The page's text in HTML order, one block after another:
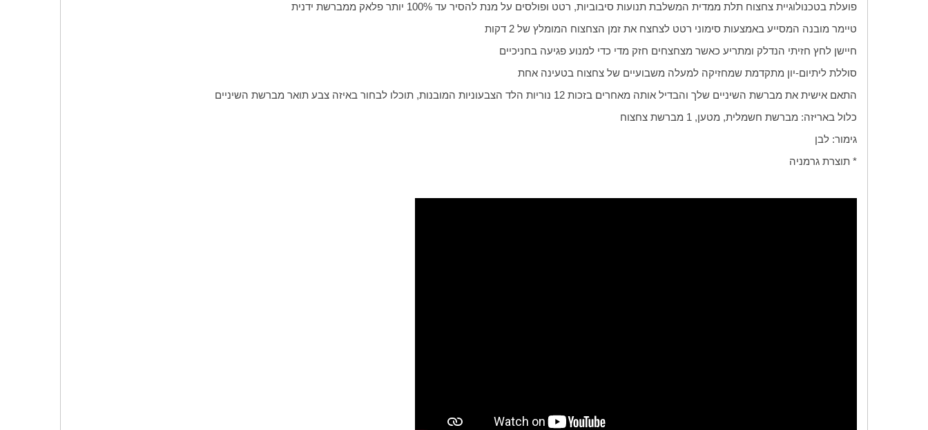
פועלת בטכנולוגיית צחצוח תלת ממדית המשלבת תנועות סיבוביות, רטט ופולסים על מנת להסיר עד 100% יותר פלאק ממברשת ידנית
טיימר מובנה המסייע באמצעות סימוני רטט לצחצח את זמן הצחצוח המומלץ של 2 דקות
חיישן לחץ חזיתי הנדלק ומתריע כאשר מצחצחים חזק מדי כדי למנוע פגיעה בחניכיים
סוללת ליתיום-יון מתקדמת שמחזיקה למעלה משבועיים של צחצוח בטעינה אחת
התאם אישית את מברשת השיניים שלך והבדיל אותה מאחרים בזכות 12 נוריות הלד הצבעוניות המובנות, תוכלו לבחור באיזה צבע תואר מברשת השיניים
כלול באריזה: מברשת חשמלית, מטען, 1 מברשת צחצוח
גימור: לבן
* תוצרת גרמניה